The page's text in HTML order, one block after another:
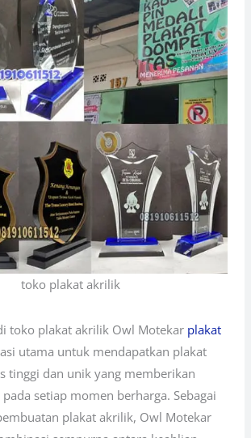
toko plakat akrilik
toko plakat akrilik Owl Motekar plakat
utama untuk mendapatkan plakat
tinggi dan unik yang memberikan
setiap momen berharga. Sebagai
plakat akrilik, Owl Motekar